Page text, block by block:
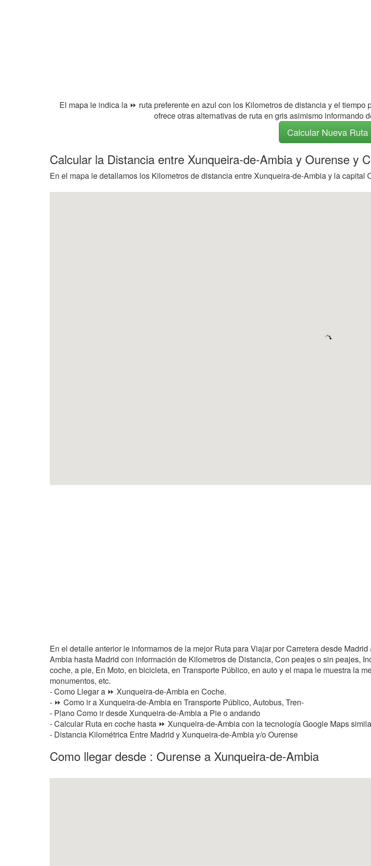
El mapa le indica la ⏩ ruta preferente en azul con los Kilometros de distancia y el
ofrece otras alternativas de ruta en gris asimismo informando
Calcular Nueva Ruta
Calcular la Distancia entre Xunqueira-de-Ambia y Ourense y
En el mapa le detallamos los Kilometros de distancia entre Xunqueira-de-Ambia y la
En el detalle anterior le informamos de la mejor Ruta para Viajar por Carretera desde
Ambia hasta Madrid con información de Kilometros de Distancia, Con peajes o sin peajes,
coche, a pie, En Moto, en bicicleta, en Transporte Público, en auto y el mapa le muestra la
monumentos, etc.
- Como Llegar a ⏩ Xunqueira-de-Ambia en Coche.
- ⏩ Como ir a Xunqueira-de-Ambia en Transporte Público, Autobus, Tren-
- Plano Como ir desde Xunqueira-de-Ambia a Pie o andando
- Calcular Ruta en coche hasta ⏩ Xunqueira-de-Ambia con la tecnología Google Maps
- Distancia Kilométrica Entre Madrid y Xunqueira-de-Ambia y/o Ourense
Como llegar desde : Ourense a Xunqueira-de-Ambia